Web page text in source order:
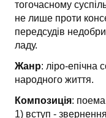
тогочасному
не лише проти
передсудів
ладу.
Жанр: ліро-епічна
народного життя.
Композиція: поема
1) вступ -